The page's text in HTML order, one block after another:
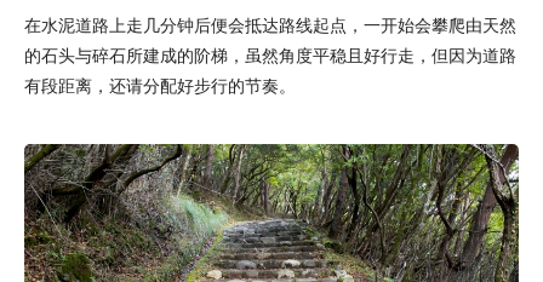
在水泥道路上走几分钟后便会抵达路线起点，一开始会攀爬由天然
的石头与碎石所建成的阶梯，虽然角度平稳且好行走，但因为道路
有段距离，还请分配好步行的节奏。